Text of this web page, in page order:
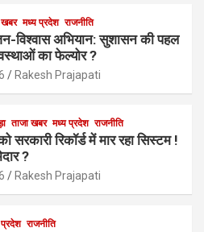
खबर मध्य प्रदेश राजनीति
विश्वास अभियान: सुशासन की पहल
का फेल्योर ?
Rakesh Prajapati
ताजा खबर मध्य प्रदेश राजनीति
सरकारी रिकॉर्ड में मार रहा सिस्टम !
?
Rakesh Prajapati
राजनीति